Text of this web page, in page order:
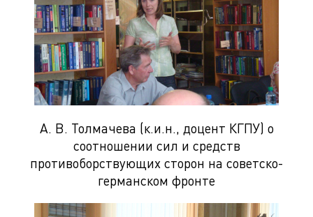
А. В. Толмачева (к.и.н., доцент КГПУ) о
соотношении сил и средств
противоборствующих сторон на советско-
германском фронте